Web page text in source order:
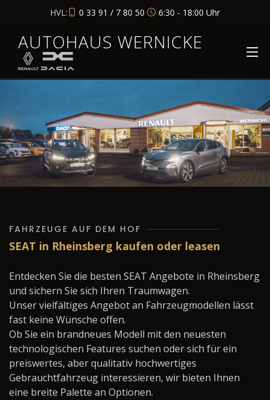
HVL: 0 33 91 / 7 80 50 6:30 - 18:00 Uhr
AUTOHAUS WERNICKE
FAHRZEUGE AUF DEM HOF
SEAT in Rheinsberg kaufen oder leasen
Entdecken Sie die besten SEAT Angebote in Rheinsberg
und sichern Sie sich Ihren Traumwagen.
Unser vielfältiges Angebot an Fahrzeugmodellen lässt
fast keine Wünsche offen.
Ob Sie ein brandneues Modell mit den neuesten
technologischen Features suchen oder sich für ein
preiswertes, aber qualitativ hochwertiges
Gebrauchtfahrzeug interessieren, wir bieten Ihnen
eine breite Palette an Optionen.